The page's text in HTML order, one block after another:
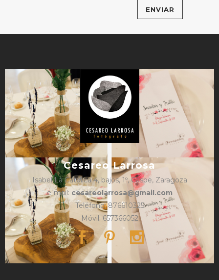
Cesareo Larrosa
Isabel La Católica 4, bajos, 1º, Caspe, Zaragoza
e-mail: cesareolarrosa@gmail.com
Teléfono: 876610325
Móvil: 657366052